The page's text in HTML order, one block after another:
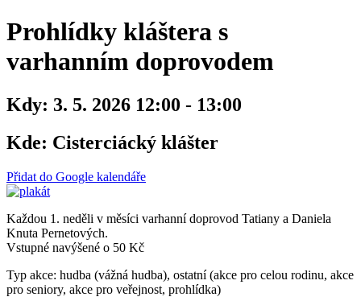
Prohlídky kláštera s
varhanním doprovodem
Kdy: 3. 5. 2026 12:00 - 13:00
Kde: Cisterciácký klášter
Přidat do Google kalendáře
Každou 1. neděli v měsíci varhanní doprovod Tatiany a Daniela
Knuta Pernetových.
Vstupné navýšené o 50 Kč
Typ akce: hudba (vážná hudba), ostatní (akce pro celou rodinu, akce
pro seniory, akce pro veřejnost, prohlídka)